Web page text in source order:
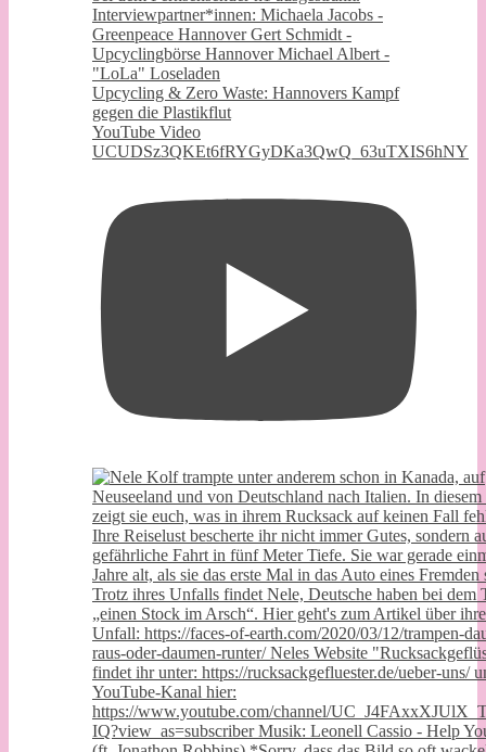
Upcycling & Zero Waste: Hannovers Kampf
gegen die Plastikflut
YouTube Video
UCUDSz3QKEt6fRYGyDKa3QwQ_63uTXIS6hNY